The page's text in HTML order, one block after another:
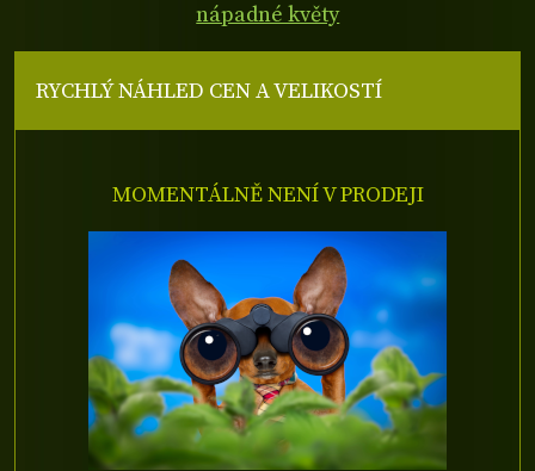
nápadné květy
RYCHLÝ NÁHLED CEN A VELIKOSTÍ
MOMENTÁLNĚ NENÍ V PRODEJI